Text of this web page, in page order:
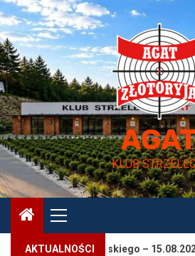
Przejdź
do
treści
KLUB
Menu
główne
AKTUALNOŚCI
Polskiego – 15.08.2026 r.